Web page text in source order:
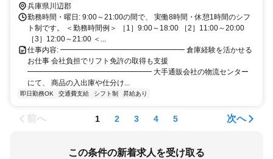
線：山下駅から車で13分 ◇車通勤OK ◇バイク通勤OK ◇交通費規定
支給 ◇県道12号沿線 ◇イオンモール猪名川から車で約5分 川辺郡猪
名川町や川西市をはじめ、 宝塚市・西宮市・尼崎市・大阪府池田市
など、 周辺エリアから通勤しているスタッフが多数います♪ また、伊
丹市、三田市、池田市、箕面市、 豊中市方面からも通勤を検討でき
る勤務地です！
兵庫県川辺郡
勤務時間・曜日: 9:00～21:00の間で、 実働8時間・休憩1時間のシフ
ト制です。 ＜勤務時間例＞ ［1］9:00～18:00 ［2］11:00～20:00
［3］12:00～21:00 ＜...
仕事内容: ━━━━━━━━━━━━━━━━━ 倉庫経験を活かせる
お仕事 会社負担でリフト免許の取得も支援
━━━━━━━━━━━━━━━━━ 大手通販会社の物流センター
にて、 商品の入出庫や仕分け...
即日勤務OK 交通費支給 シフト制 昇給あり
前へ 1 2 3 4 5 次へ
この条件の新着求人を受け取る